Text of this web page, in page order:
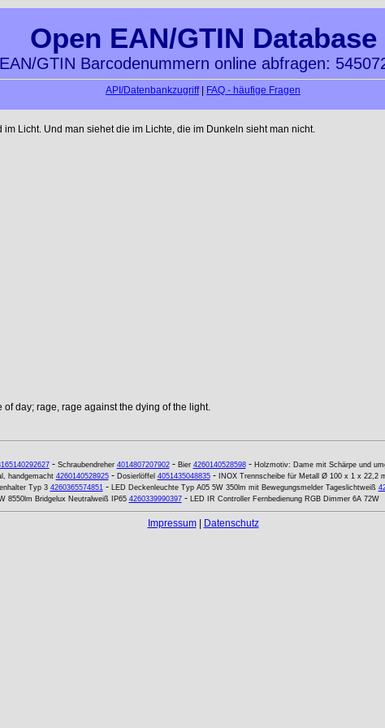
Open EAN/GTIN Database
EAN/GTIN Barcodenummern online abfragen:
API/Datenbankzugriff| FAQ - häufige Fragen
Licht. Und man siehet die im Lichte, die im Dunkeln sieht man nicht.
day; rage, rage against the dying of the light.
- Schraubendreher 4014807207902- Bier 4260140528598- Holzmotiv: Dame mit Schärpe und
handgemacht 4260140528925- Dosierlöffel 4051435048835-
INOX Trennscheibe für Metall Ø 100 x 1 x 22,2
Typ 3 4260365574851- LED Deckenleuchte Typ A05 5W 350lm mit Bewegungsmelder Tageslichtweiß
8550lm Bridgelux Neutralweiß IP65 4260339990397- LED IR Controller Fernbedienung RGB Dimmer 6A 72W
Impressum| Datenschutz